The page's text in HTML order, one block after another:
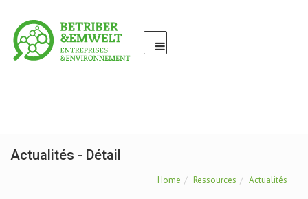
Actualités - Détail
Home Ressources Actualités